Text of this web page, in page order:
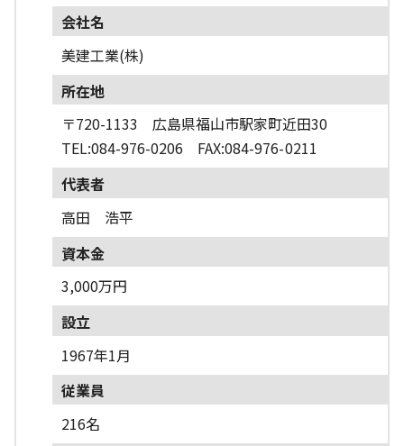
会社名
美建工業(株)
所在地
〒720-1133 広島県福山市駅家町近田30
TEL:084-976-0206 FAX:084-976-0211
代表者
高田 浩平
資本金
3,000万円
設立
1967年1月
従業員
216名